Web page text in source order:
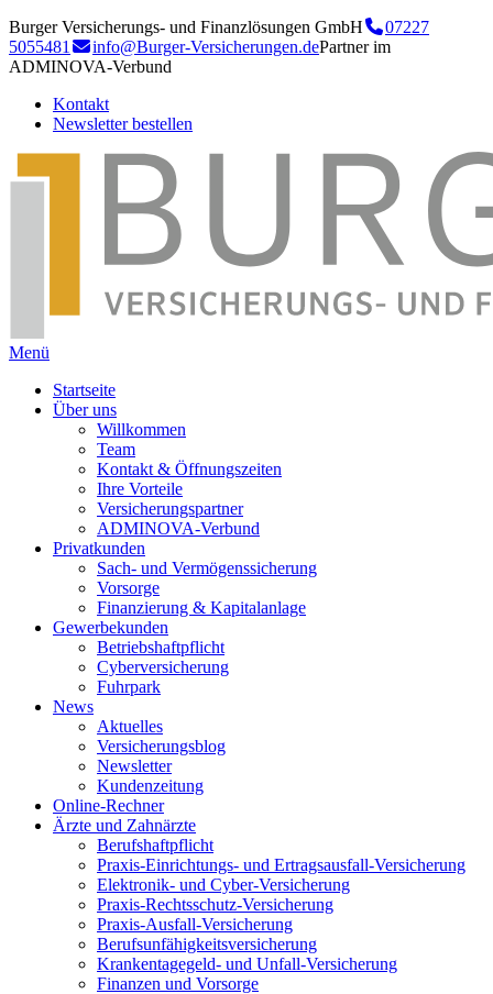
Burger Versicherungs- und Finanzlösungen GmbH
07227
5055481
info@Burger-Versicherungen.dePartner im
ADMINOVA-Verbund
Kontakt
Newsletter bestellen
Menü
Startseite
Über uns
Willkommen
Team
Kontakt & Öffnungszeiten
Ihre Vorteile
Versicherungspartner
ADMINOVA-Verbund
Privatkunden
Sach- und Vermögenssicherung
Vorsorge
Finanzierung & Kapitalanlage
Gewerbekunden
Betriebshaftpflicht
Cyberversicherung
Fuhrpark
News
Aktuelles
Versicherungsblog
Newsletter
Kundenzeitung
Online-Rechner
Ärzte und Zahnärzte
Berufshaftpflicht
Praxis-Einrichtungs- und Ertragsausfall-Versicherung
Elektronik- und Cyber-Versicherung
Praxis-Rechtsschutz-Versicherung
Praxis-Ausfall-Versicherung
Berufsunfähigkeitsversicherung
Krankentagegeld- und Unfall-Versicherung
Finanzen und Vorsorge